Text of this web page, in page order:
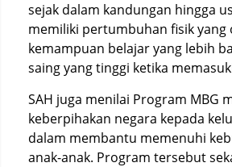
sejak dalam kandungan hingga
memiliki pertumbuhan fisik yang
kemampuan belajar yang lebih
saing yang tinggi ketika
SAH juga menilai Program MBG
keberpihakan negara kepada
dalam membantu memenuhi
anak-anak. Program tersebut